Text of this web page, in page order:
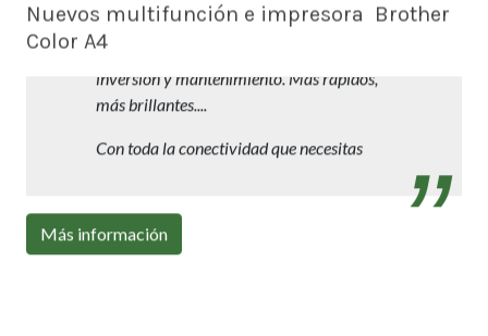
Nuevos multifunción e impresora Brother
Color A4
Trabajos profesionales en A4 con reducida
Con toda la conectividad que necesitas